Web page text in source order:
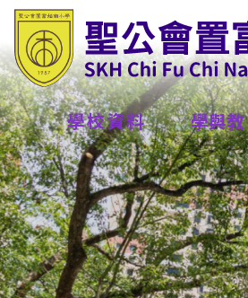
學校資料 學與教